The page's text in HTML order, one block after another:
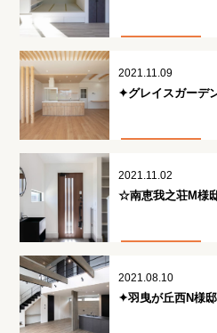
2021.11.09
✦グレイスガーデ
2021.11.02
☆南恵我之荘M様
2021.08.10
✦羽曳が丘西N様